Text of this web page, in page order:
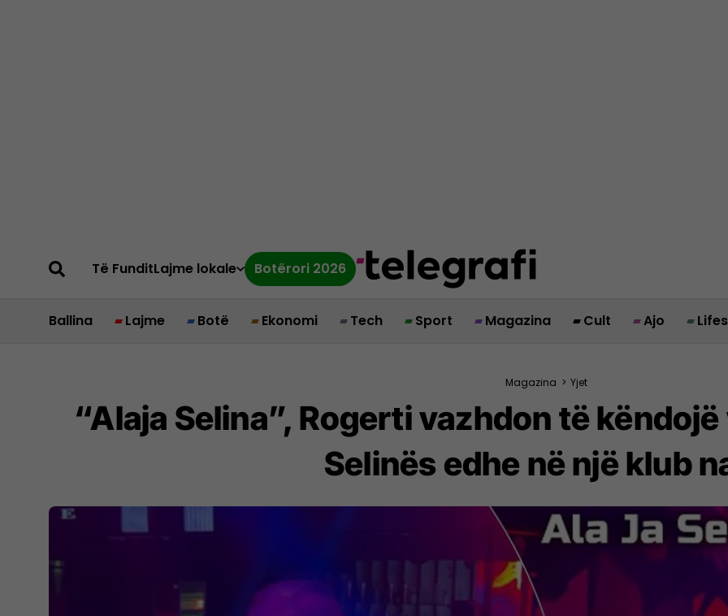
Të FunditLajme lokale Botërori 2026
Ballina Lajme Botë Ekonomi Tech Sport Magazina Cult Ajo
Magazina > Yjet
“Alaja Selina”, Rogerti vazhdon të
Selinës edhe në një klub